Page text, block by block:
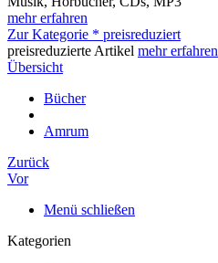
mehr erfahren
Zur Kategorie * preisreduziert
preisreduzierte Artikel mehr erfahren
Übersicht
Bücher
Amrum
Zurück
Vor
Menü schließen
Kategorien